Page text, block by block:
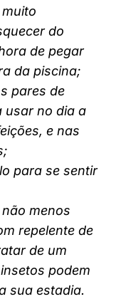
do
de pegar
da piscina;
pares de
usar no dia a
e nas
para se sentir
menos
repelente de
de um
podem
sua estadia.